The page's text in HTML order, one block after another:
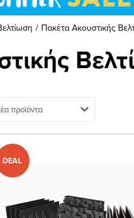
Πακέτα Ακουστικής
DEAL